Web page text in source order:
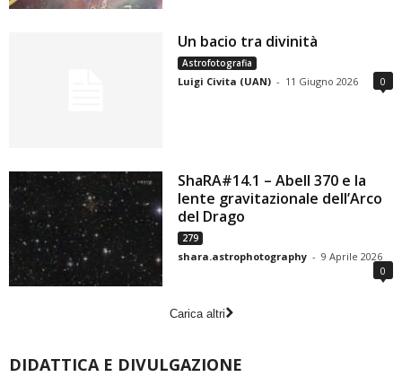
Un bacio tra divinità
Astrofotografia
Luigi Civita (UAN) - 11 Giugno 2026 0
ShaRA#14.1 – Abell 370 e la
lente gravitazionale dell’Arco
del Drago
279
shara.astrophotography - 9 Aprile 2026
0
Carica altri
DIDATTICA E DIVULGAZIONE